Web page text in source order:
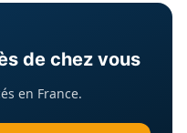
de chez vous
en France.